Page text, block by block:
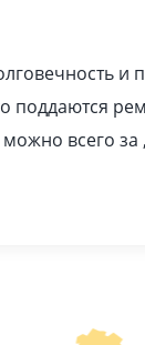
и
поддаются
всего